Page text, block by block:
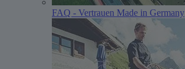
FAQ - Vertrauen Made in Germany